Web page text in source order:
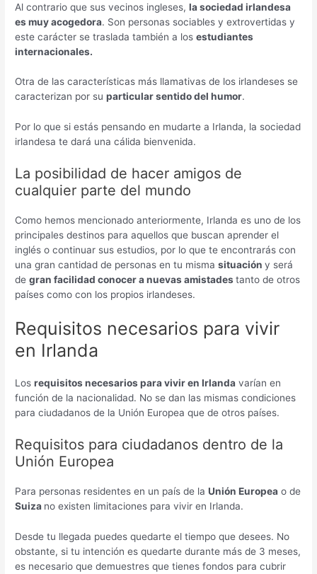
Al contrario que sus vecinos ingleses,la sociedad irlandesa
es muy acogedora. Son personas sociables y extrovertidas y
este carácter se traslada también a losestudiantes
internacionales.
Otra de las características más llamativas de los irlandeses se
caracterizan por suparticular sentido del humor.
Por lo que si estás pensando en mudarte a Irlanda, la sociedad
irlandesa te dará una cálida bienvenida.
La posibilidad de hacer amigos de
cualquier parte del mundo
Como hemos mencionado anteriormente, Irlanda es uno de los
principales destinos para aquellos que buscan aprender el
inglés o continuar sus estudios, por lo que te encontrarás con
una gran cantidad de personas en tu mismasituacióny será
degran facilidad conocer a nuevas amistadestanto de otros
países como con los propios irlandeses.
Requisitos necesarios para vivir
en Irlanda
Losrequisitos necesarios para vivir en Irlanda varían en
función de la nacionalidad. No se dan las mismas condiciones
para ciudadanos de la Unión Europea que de otros países.
Requisitos para ciudadanos dentro de la
Unión Europea
Para personas residentes en un país de laUnión Europea o de
Suiza no existen limitaciones para vivir en Irlanda.
Desde tu llegada puedes quedarte el tiempo que desees. No
obstante, si tu intención es quedarte durante más de 3 meses,
es necesario que demuestres que tienes fondos para cubrir